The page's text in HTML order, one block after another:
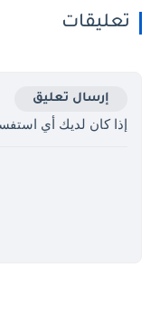
تعليقات
إرسال تعليق
إذا كان لديك أي